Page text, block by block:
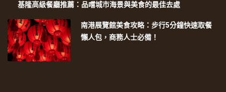
基隆高級餐廳推薦：品嚐城市海景與美食的最佳去處
南港展覽館美食攻略：步行5分鐘快速取餐
懶人包，商務人士必備！